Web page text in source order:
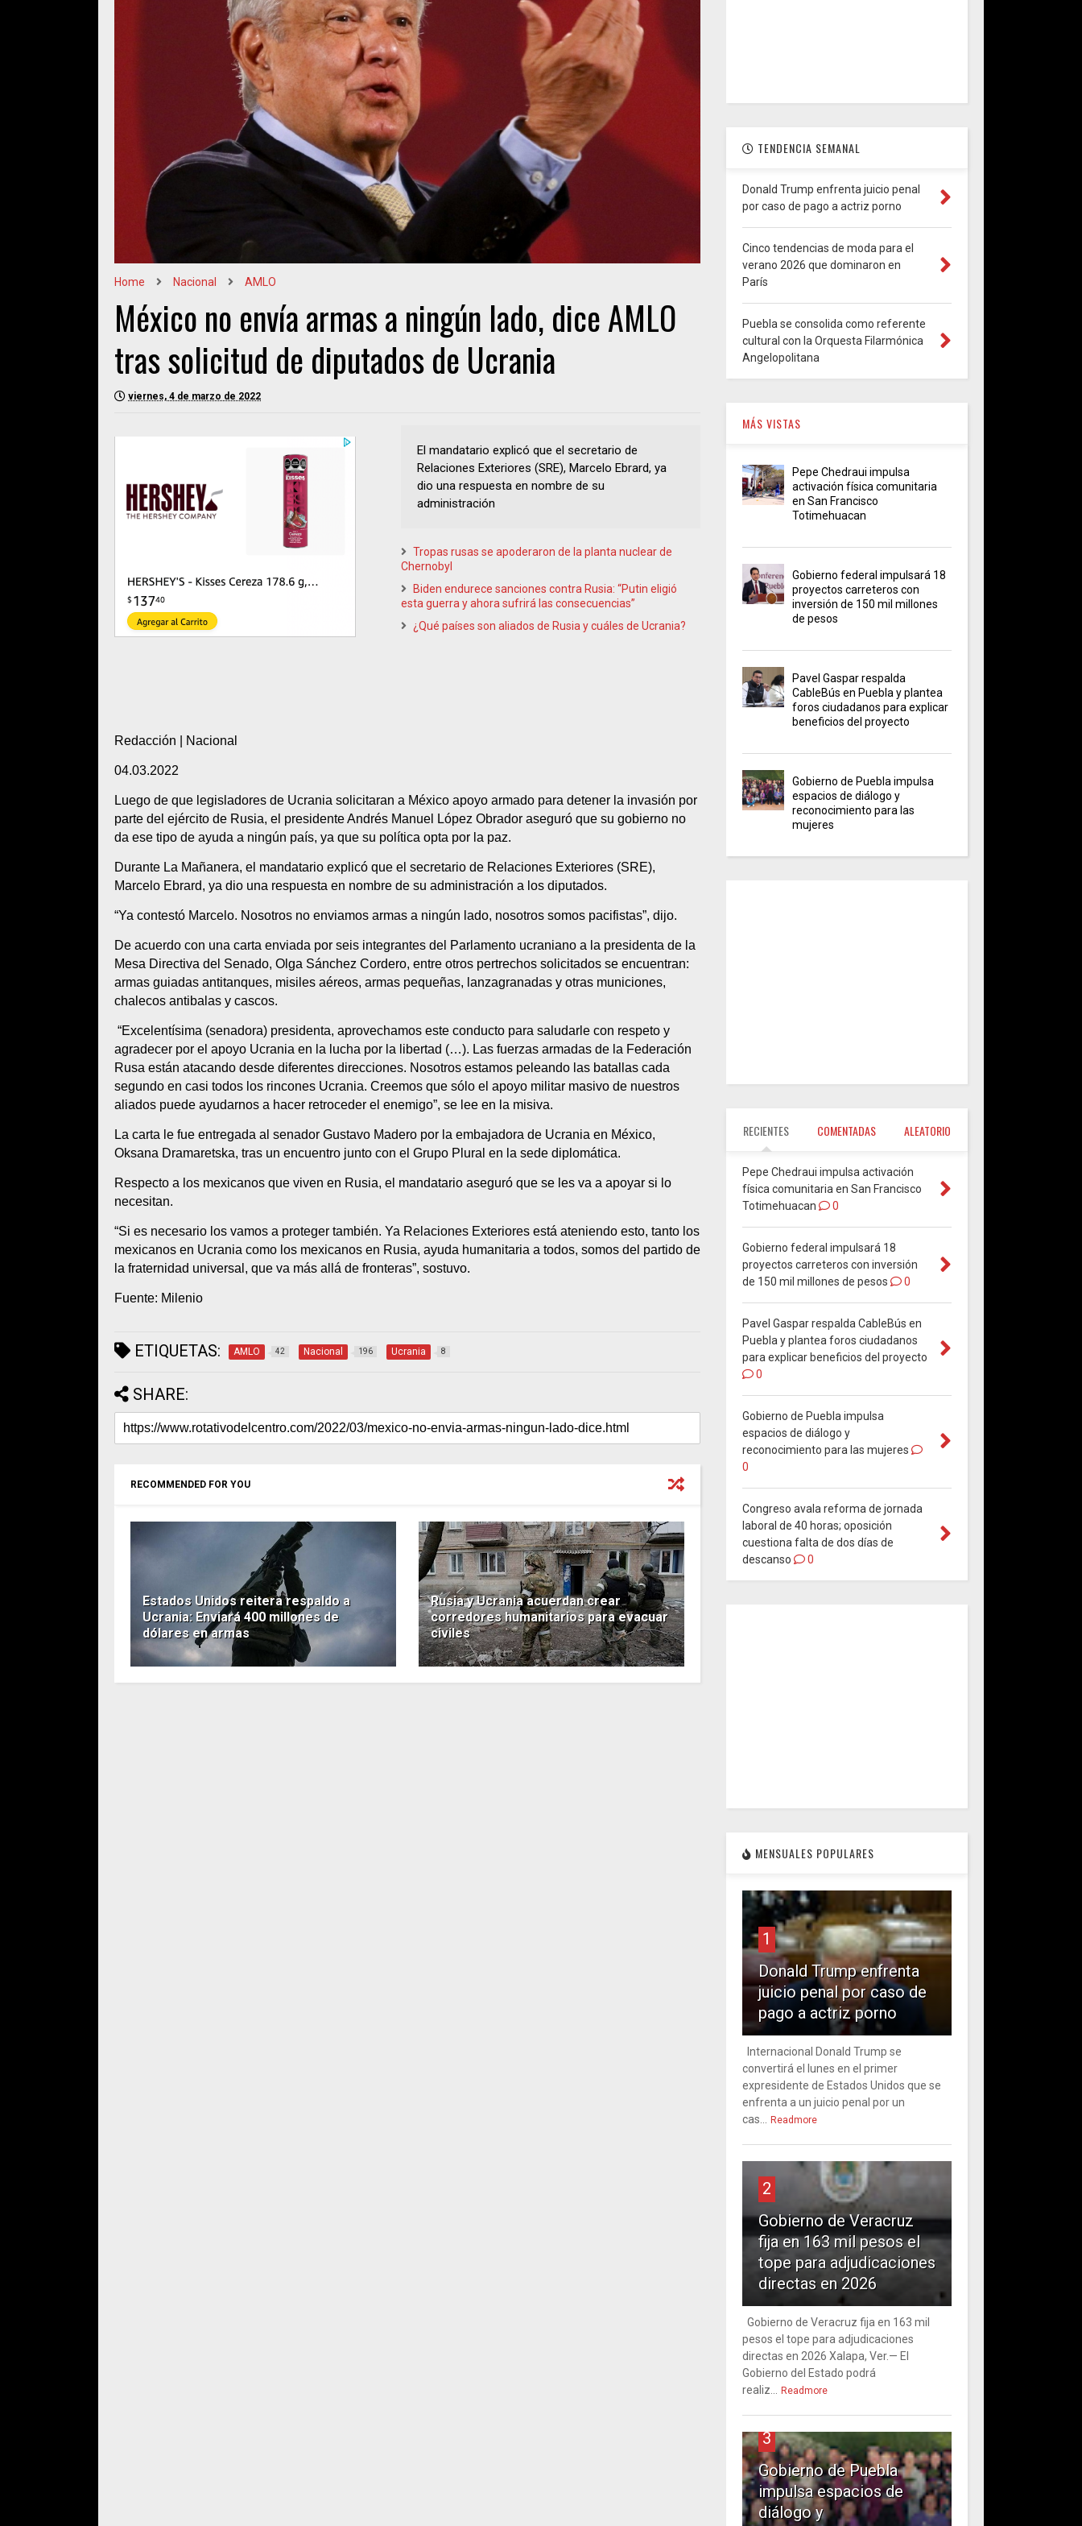
Home Nacional AMLO
México no envía armas a ningún lado, dice AMLO
tras solicitud de diputados de Ucrania
viernes, 4 de marzo de 2022
El mandatario explicó que el secretario de
Relaciones Exteriores (SRE), Marcelo Ebrard, ya
dio una respuesta en nombre de su
administración
Tropas rusas se apoderaron de la planta nuclear de
Chernobyl
Biden endurece sanciones contra Rusia: “Putin eligió
esta guerra y ahora sufrirá las consecuencias”
¿Qué países son aliados de Rusia y cuáles de Ucrania?
Redacción | Nacional
04.03.2022
Luego de que legisladores de Ucrania solicitaran a México apoyo armado para detener la invasión por
parte del ejército de Rusia, el presidente Andrés Manuel López Obrador aseguró que su gobierno no
da ese tipo de ayuda a ningún país, ya que su política opta por la paz.
Durante La Mañanera, el mandatario explicó que el secretario de Relaciones Exteriores (SRE),
Marcelo Ebrard, ya dio una respuesta en nombre de su administración a los diputados.
“Ya contestó Marcelo. Nosotros no enviamos armas a ningún lado, nosotros somos pacifistas”, dijo.
De acuerdo con una carta enviada por seis integrantes del Parlamento ucraniano a la presidenta de la
Mesa Directiva del Senado, Olga Sánchez Cordero, entre otros pertrechos solicitados se encuentran:
armas guiadas antitanques, misiles aéreos, armas pequeñas, lanzagranadas y otras municiones,
chalecos antibalas y cascos.
“Excelentísima (senadora) presidenta, aprovechamos este conducto para saludarle con respeto y
agradecer por el apoyo Ucrania en la lucha por la libertad (…). Las fuerzas armadas de la Federación
Rusa están atacando desde diferentes direcciones. Nosotros estamos peleando las batallas cada
segundo en casi todos los rincones Ucrania. Creemos que sólo el apoyo militar masivo de nuestros
aliados puede ayudarnos a hacer retroceder el enemigo”, se lee en la misiva.
La carta le fue entregada al senador Gustavo Madero por la embajadora de Ucrania en México,
Oksana Dramaretska, tras un encuentro junto con el Grupo Plural en la sede diplomática.
Respecto a los mexicanos que viven en Rusia, el mandatario aseguró que se les va a apoyar si lo
necesitan.
“Si es necesario los vamos a proteger también. Ya Relaciones Exteriores está ateniendo esto, tanto los
mexicanos en Ucrania como los mexicanos en Rusia, ayuda humanitaria a todos, somos del partido de
la fraternidad universal, que va más allá de fronteras”, sostuvo.
Fuente: Milenio
ETIQUETAS: AMLO 42 Nacional 196 Ucrania 8
SHARE:
RECOMMENDED FOR YOU
Estados Unidos reitera respaldo a
Ucrania: Enviará 400 millones de
dólares en armas
Rusia y Ucrania acuerdan crear
corredores humanitarios para evacuar
civiles
TENDENCIA SEMANAL
Donald Trump enfrenta juicio penal
por caso de pago a actriz porno
Cinco tendencias de moda para el
verano 2026 que dominaron en
París
Puebla se consolida como referente
cultural con la Orquesta Filarmónica
Angelopolitana
MÁS VISTAS
Pepe Chedraui impulsa
activación física comunitaria
en San Francisco
Totimehuacan
Gobierno federal impulsará 18
proyectos carreteros con
inversión de 150 mil millones
de pesos
Pavel Gaspar respalda
CableBús en Puebla y plantea
foros ciudadanos para explicar
beneficios del proyecto
Gobierno de Puebla impulsa
espacios de diálogo y
reconocimiento para las
mujeres
RECIENTES COMENTADAS ALEATORIO
Pepe Chedraui impulsa activación
física comunitaria en San Francisco
Totimehuacan
0
Gobierno federal impulsará 18
proyectos carreteros con inversión
de 150 mil millones de pesos
0
Pavel Gaspar respalda CableBús en
Puebla y plantea foros ciudadanos
para explicar beneficios del proyecto
0
Gobierno de Puebla impulsa
espacios de diálogo y
reconocimiento para las mujeres
0
Congreso avala reforma de jornada
laboral de 40 horas; oposición
cuestiona falta de dos días de
descanso
0
MENSUALES POPULARES
1
Donald Trump enfrenta
juicio penal por caso de
pago a actriz porno
Internacional Donald Trump se
convertirá el lunes en el primer
expresidente de Estados Unidos que se
enfrenta a un juicio penal por un
cas...
Readmore
2
Gobierno de Veracruz
fija en 163 mil pesos el
tope para adjudicaciones
directas en 2026
Gobierno de Veracruz fija en 163 mil
pesos el tope para adjudicaciones
directas en 2026 Xalapa, Ver.— El
Gobierno del Estado podrá
realiz...
Readmore
3
Gobierno de Puebla
impulsa espacios de
diálogo y